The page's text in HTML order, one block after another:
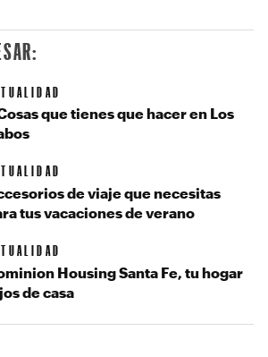
que tienes que hacer en Los
de viaje que necesitas
tus vacaciones de verano
Housing Santa Fe, tu hogar
de casa